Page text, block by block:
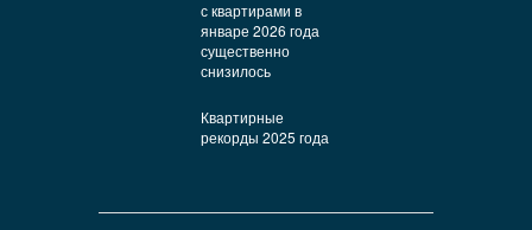
с квартирами в
январе 2026 года
существенно
снизилось
Квартирные
рекорды 2025 года